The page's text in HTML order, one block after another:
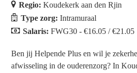
Regio:Koudekerk aan den Rjin
Type zorg:Intramuraal
Salaris:FWG30 - €16.05 / €21.05
Ben jij Helpende Plus en wil je
afwisseling in de ouderenzorg? In